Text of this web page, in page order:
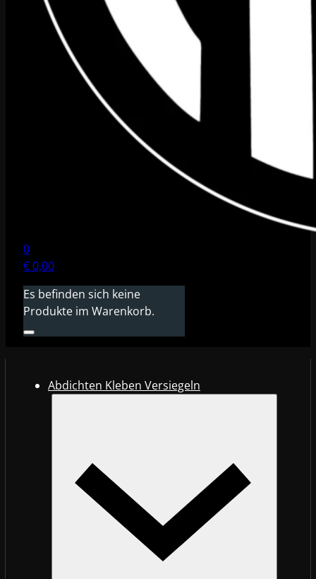
0
€0,00
Es befinden sich keine
Produkte im Warenkorb.
Abdichten Kleben Versiegeln